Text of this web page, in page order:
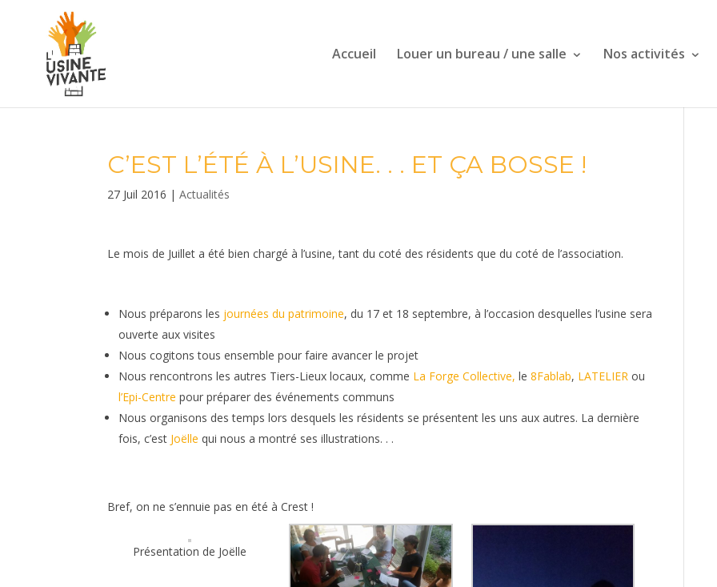
Accueil Louer un bureau / une salle Nos activités
C’EST L’ÉTÉ À L’USINE. . . ET ÇA BOSSE !
27 Juil 2016 |Actualités
Le mois de Juillet a été bien chargé à l’usine, tant du coté des résidents que du coté de l’association.
Nous préparons les journées du patrimoine, du 17 et 18 septembre, à l’occasion desquelles l’usine sera
ouverte aux visites
Nous cogitons tous ensemble pour faire avancer le projet
Nous rencontrons les autres Tiers-Lieux locaux, comme La Forge Collective, le8Fablab, LATELIER ou
l’Epi-Centre pour préparer des événements communs
Nous organisons des temps lors desquels les résidents se présentent les uns aux autres. La dernière
fois, c’est Joëlle qui nous a montré ses illustrations. . .
Bref, on ne s’ennuie pas en été à Crest !
Présentation de Joëlle